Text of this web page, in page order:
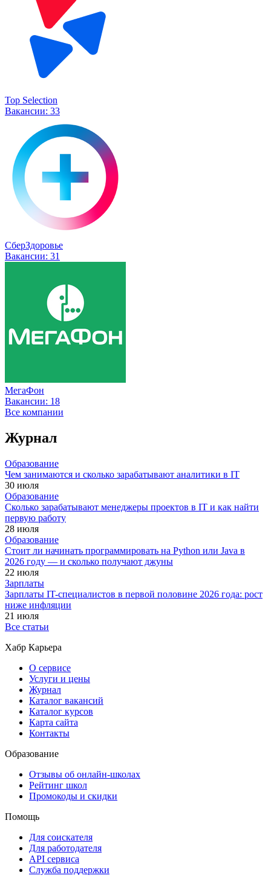
Top Selection
Вакансии: 33
СберЗдоровье
Вакансии: 31
МегаФон
Вакансии: 18
Все компании
Журнал
Образование
Чем занимаются и сколько зарабатывают аналитики в IT
30 июля
Образование
Сколько зарабатывают менеджеры проектов в IT и как найти
первую работу
28 июля
Образование
Стоит ли начинать программировать на Python или Java в
2026 году — и сколько получают джуны
22 июля
Зарплаты
Зарплаты IT-специалистов в первой половине 2026 года: рост
ниже инфляции
21 июля
Все статьи
Хабр Карьера
О сервисе
Услуги и цены
Журнал
Каталог вакансий
Каталог курсов
Карта сайта
Контакты
Образование
Отзывы об онлайн-школах
Рейтинг школ
Промокоды и скидки
Помощь
Для соискателя
Для работодателя
API сервиса
Служба поддержки